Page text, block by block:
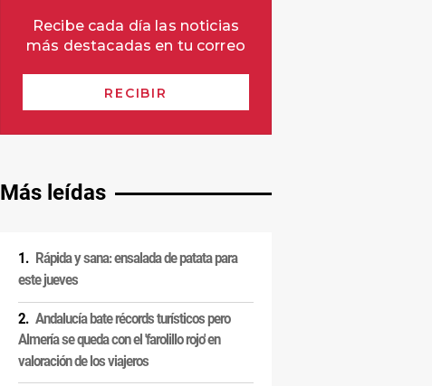
Más leídas
Rápida y sana: ensalada de patata para
este jueves
Andalucía bate récords turísticos pero
Almería se queda con el 'farolillo rojo' en
valoración de los viajeros